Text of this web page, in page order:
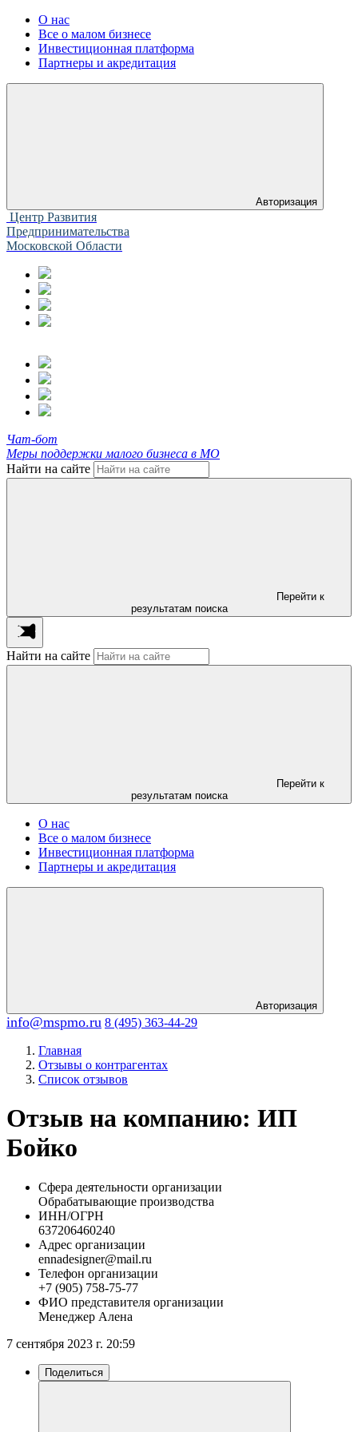
О нас
Все о малом бизнесе
Инвестиционная платформа
Партнеры и акредитация
Авторизация
Центр Развития
Предпринимательства
Московской Области
Чат-бот
Меры поддержки малого бизнеса в МО
Найти на сайте
Перейти к
результатам поиска
Найти на сайте
Перейти к
результатам поиска
О нас
Все о малом бизнесе
Инвестиционная платформа
Партнеры и акредитация
Авторизация
info@mspmo.ru 8 (495) 363-44-29
Главная
Отзывы о контрагентах
Список отзывов
Отзыв на компанию: ИП
Бойко
Сфера деятельности организации
Обрабатывающие производства
ИНН/ОГРН
637206460240
Адрес организации
ennadesigner@mail.ru
Телефон организации
+7 (905) 758-75-77
ФИО представителя организации
Менеджер Алена
7 сентября 2023 г. 20:59
Поделиться